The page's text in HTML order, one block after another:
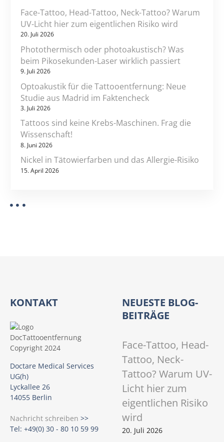
Face-Tattoo, Head-Tattoo, Neck-Tattoo? Warum
UV-Licht hier zum eigentlichen Risiko wird
20. Juli 2026
Photothermisch oder photoakustisch? Was
beim Pikosekunden-Laser wirklich passiert
9. Juli 2026
Optoakustik für die Tattooentfernung: Neue
Studie aus Madrid im Faktencheck
3. Juli 2026
Tattoos sind keine Krebs-Maschinen. Frag die
Wissenschaft!
8. Juni 2026
Nickel in Tätowierfarben und das Allergie-Risiko
15. April 2026
KONTAKT
Doctare Medical Services
UG(h)
Lyckallee 26
14055 Berlin
Nachricht schreiben >>
Tel: +49(0) 30 - 80 10 59 99
NEUESTE BLOG-
BEITRÄGE
Face-Tattoo, Head-
Tattoo, Neck-
Tattoo? Warum UV-
Licht hier zum
eigentlichen Risiko
wird
20. Juli 2026